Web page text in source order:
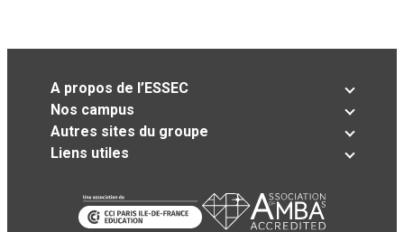
A propos de l’ESSEC
Nos campus
Autres sites du groupe
Liens utiles